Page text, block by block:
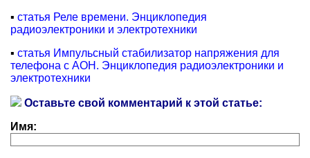
▪ статья Реле времени. Энциклопедия
радиоэлектроники и электротехники
▪ статья Импульсный стабилизатор напряжения для
телефона с АОН. Энциклопедия радиоэлектроники и
электротехники
Оставьте свой комментарий к этой статье:
Имя: